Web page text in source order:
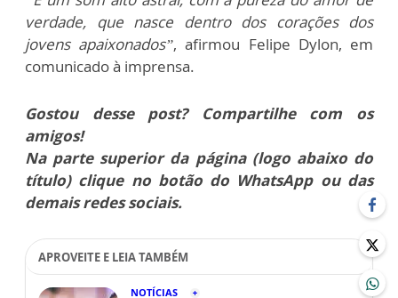
verdade, que nasce dentro dos corações dos
jovens apaixonados”, afirmou Felipe Dylon, em
comunicado à imprensa.
Gostou desse post? Compartilhe com os
amigos!
Na parte superior da página (logo abaixo do
título) clique no botão do WhatsApp ou das
demais redes sociais.
APROVEITE E LEIA TAMBÉM
NOTÍCIAS